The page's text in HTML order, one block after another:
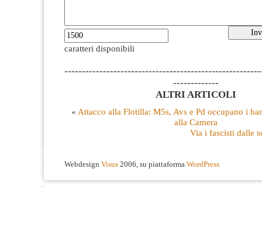
caratteri disponibili
-------------
ALTRI ARTICOLI
« Attacco alla Flotilla: M5s, Avs e Pd occupano i
alla Camera
Via i fascisti dalle
Webdesign Visus 2006, su piattaforma WordPress